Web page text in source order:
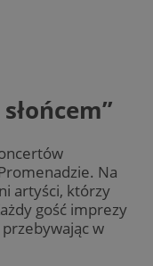
Na
artyści, którzy
gość imprezy
w